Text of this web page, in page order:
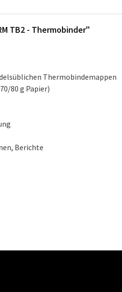
TB2 - Thermobinder"
Thermobindemappen
80 g Papier)
Berichte